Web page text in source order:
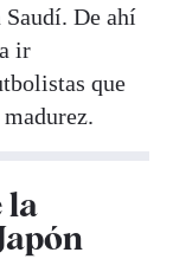
De ahí
ir
que
la